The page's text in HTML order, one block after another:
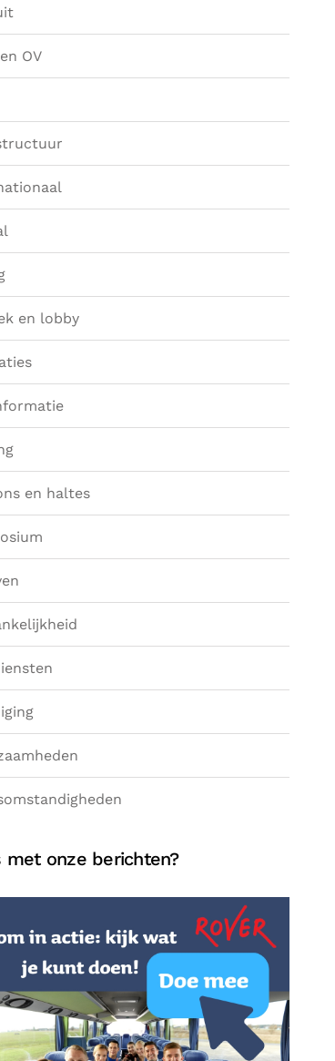
OV
en lobby
en haltes
met onze berichten?